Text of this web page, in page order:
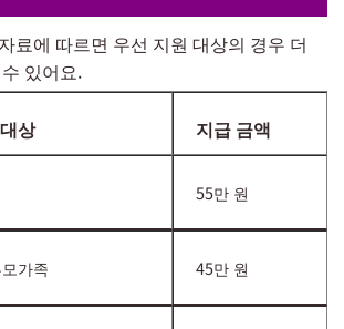
료에 따르면 우선 지원 대상의 경우 더
있어요.
상 지급 금액
55만 원
가족 45만 원